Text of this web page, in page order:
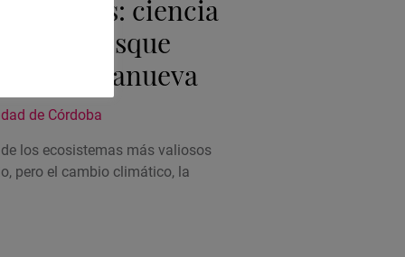
resilientes: ciencia
el bosque
| Villanueva
de Córdoba
los ecosistemas más valiosos
pero el cambio climático, la